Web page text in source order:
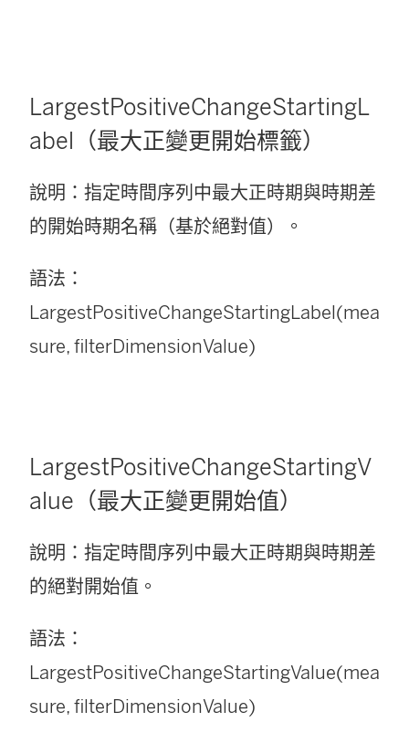
LargestPositiveChangeStartingL
abel（最大正變更開始標籤）
說明：指定時間序列中最大正時期與時期差
的開始時期名稱（基於絕對值）。
語法：
LargestPositiveChangeStartingLabel(mea
sure, filterDimensionValue)
LargestPositiveChangeStartingV
alue（最大正變更開始值）
說明：指定時間序列中最大正時期與時期差
的絕對開始值。
語法：
LargestPositiveChangeStartingValue(mea
sure, filterDimensionValue)